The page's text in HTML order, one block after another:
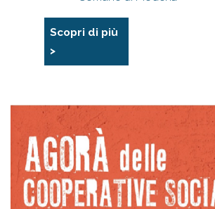
Scopri di più
>